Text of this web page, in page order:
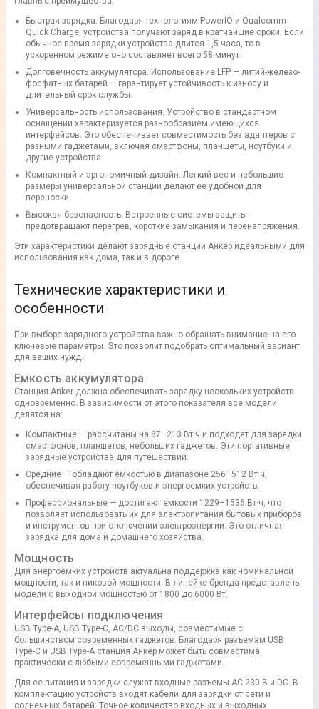
Быстрая зарядка. Благодаря технологиям PowerIQ и Qualcomm
Quick Charge, устройства получают заряд в кратчайшие сроки. Если
обычное время зарядки устройства длится 1,5 часа, то в
ускоренном режиме оно составляет всего 58 минут.
Долговечность аккумулятора. Использование LFP — литий-железо-
фосфатных батарей — гарантирует устойчивость к износу и
длительный срок службы.
Универсальность использования. Устройство в стандартном
оснащении характеризуется разнообразием имеющихся
интерфейсов. Это обеспечивает совместимость без адаптеров с
разными гаджетами, включая смартфоны, планшеты, ноутбуки и
другие устройства.
Компактный и эргономичный дизайн. Легкий вес и небольшие
размеры универсальной станции делают ее удобной для
переноски.
Высокая безопасность. Встроенные системы защиты
предотвращают перегрев, короткие замыкания и перенапряжения.
Эти характеристики делают зарядные станции Анкер идеальными для
использования как дома, так и в дороге.
Технические характеристики и
особенности
При выборе зарядного устройства важно обращать внимание на его
ключевые параметры. Это позволит подобрать оптимальный вариант
для ваших нужд.
Емкость аккумулятора
Станция Anker должна обеспечивать зарядку нескольких устройств
одновременно. В зависимости от этого показателя все модели
делятся на:
Компактные — рассчитаны на 87–213 Вт·ч и подходят для зарядки
смартфонов, планшетов, небольших гаджетов. Эти портативные
зарядные устройства для путешествий.
Средние — обладают емкостью в диапазоне 256–512 Вт·ч,
обеспечивая работу ноутбуков и энергоемких устройств.
Профессиональные — достигают емкости 1229–1536 Вт·ч, что
позволяет использовать их для электропитания бытовых приборов
и инструментов при отключении электроэнергии. Это отличная
зарядка для дома и домашнего хозяйства.
Мощность
Для энергоемких устройств актуальна поддержка как номинальной
мощности, так и пиковой мощности. В линейке бренда представлены
модели с выходной мощностью от 1800 до 6000 Вт.
Интерфейсы подключения
USB Type-A, USB Type-C, AC/DC выходы, совместимые с
большинством современных гаджетов. Благодаря разъемам USB
Type-C и USB Type-A станция Анкер может быть совместима
практически с любыми современными гаджетами.
Для ее питания и зарядки служат входные разъемы AC 230 В и DC. В
комплектацию устройств входят кабели для зарядки от сети и
солнечных батарей. Точное количество входных и выходных